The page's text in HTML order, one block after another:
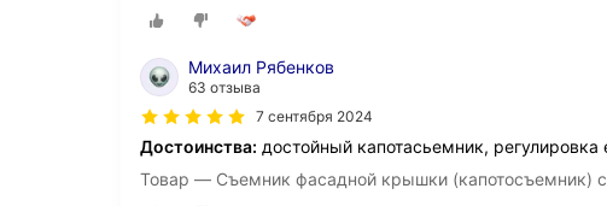
Михаил Рябенков
63 отзыва
7 сентября 2024
Достоинства: достойный капотасьемник, регулировка
Товар — Съемник фасадной крышки (капотосъемник)